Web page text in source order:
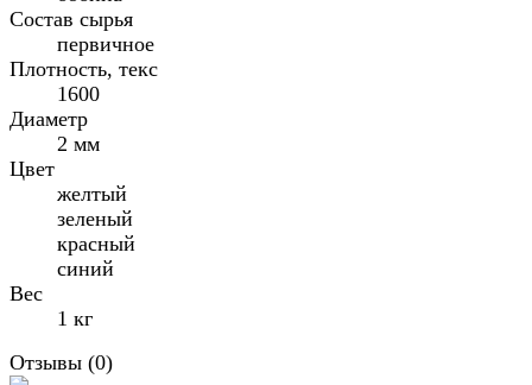
Состав сырья
первичное
Плотность, текс
1600
Диаметр
2 мм
Цвет
желтый
зеленый
красный
синий
Вес
1 кг
Отзывы (0)